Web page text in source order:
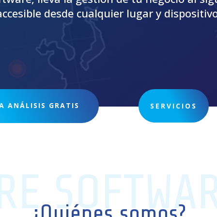
desde cualquier lugar y
ANÁLISIS GRATIS SERVICIOS